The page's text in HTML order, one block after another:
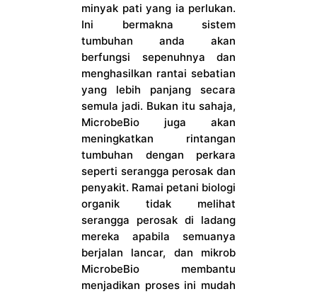
minyak pati yang ia perlukan.
Ini bermakna sistem
tumbuhan anda akan
berfungsi sepenuhnya dan
menghasilkan rantai sebatian
yang lebih panjang secara
semula jadi. Bukan itu sahaja,
MicrobeBio juga akan
meningkatkan rintangan
tumbuhan dengan perkara
seperti serangga perosak dan
penyakit. Ramai petani biologi
organik tidak melihat
serangga perosak di ladang
mereka apabila semuanya
berjalan lancar, dan mikrob
MicrobeBio membantu
menjadikan proses ini mudah